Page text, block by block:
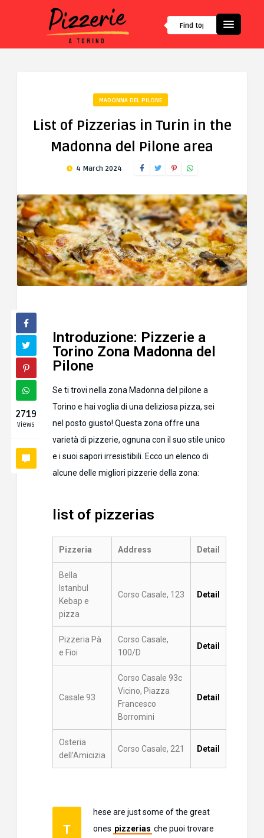
MADONNA DEL PILONE
List of Pizzerias in Turin in the
Madonna del Pilone area
4 March 2024
2719
Views
Introduzione: Pizzerie a
Torino Zona Madonna del
Pilone
Se ti trovi nella zona Madonna del pilone a
Torino e hai voglia di una deliziosa pizza, sei
nel posto giusto! Questa zona offre una
varietà di pizzerie, ognuna con il suo stile unico
e i suoi sapori irresistibili. Ecco un elenco di
alcune delle migliori pizzerie della zona:
list of pizzerias
Pizzeria Address Detail
Bella
Istanbul
Kebap e
pizza
Corso Casale, 123 Detail
Pizzeria Pà
e Fioi
Corso Casale,
100/D
Detail
Casale 93
Corso Casale 93c
Vicino, Piazza
Francesco
Borromini
Detail
Osteria
dell’Amicizia
Corso Casale, 221 Detail
T
hese are just some of the great
ones pizzerias che puoi trovare